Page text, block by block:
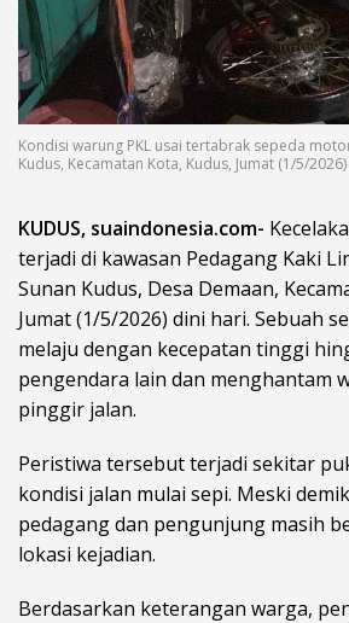
Kondisi warung PKL usai tertabrak sepeda
Kudus, Kecamatan Kota, Kudus, Jumat (1/5/
KUDUS, suaindonesia.com-
terjadi di kawasan Pedagang Kaki
Sunan Kudus, Desa Demaan,
Jumat (1/5/2026) dini hari. Sebuah
melaju dengan kecepatan tinggi
pengendara lain dan menghantam
pinggir jalan.
Peristiwa tersebut terjadi sekitar
kondisi jalan mulai sepi. Meski
pedagang dan pengunjung masih
lokasi kejadian.
Berdasarkan keterangan warga,